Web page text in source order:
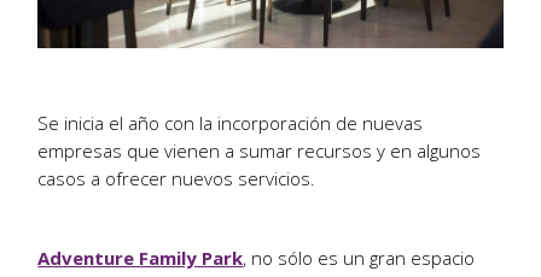
Se inicia el año con la incorporación de nuevas
empresas que vienen a sumar recursos y en algunos
casos a ofrecer nuevos servicios.
Adventure Family Park, no sólo es un gran espacio